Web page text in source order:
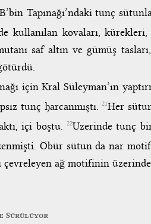
Tapınağı’ndaki tunç
kullanılan kovaları,
saf altın ve gümüş
için Kral Süleyman’ın
tunç harcanmıştı.21Her
içi boştu.
22Üzerinde tunç bir
Öbür sütun da nar
çevreleyen ağ motifinin
Sürülüyor